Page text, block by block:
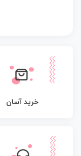
خرید آسان